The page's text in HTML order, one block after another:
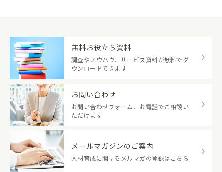
無料お役立ち資料
調査やノウハウ、サービス資料が無料でダ
ウンロードできます
お問い合わせ
お問い合わせフォーム、お電話でご相談い
ただけます
メールマガジンのご案内
人材育成に関するメルマガの登録はこちら